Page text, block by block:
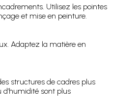
Utilisez les pointes
et mise en peinture.
Adaptez la matière en
structures de cadres plus
sont plus